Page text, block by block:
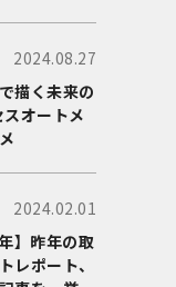
2024.08.27
描く未来の
オートメ
2024.02.01
】昨年の取
レポート、